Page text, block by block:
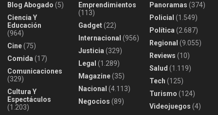
Blog Abogado (5)
Ciencia Y
Educación
(964)
Cine(75)
Comida (17)
Comunicaciones
(329)
Cultura Y
Espectáculos
(1.203)
Emprendimientos
(113)
Gadget(22)
Internacional (956)
Justicia (329)
Legal (1.289)
Magazine(35)
Nacional (4.113)
Negocios (89)
Panoramas (374)
Policial (1.549)
Política (2.687)
Regional (9.055)
Reviews (10)
Salud (1.119)
Tech (125)
Turismo (124)
Videojuegos (4)